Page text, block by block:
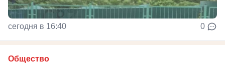
сегодня в 16:40 0
Общество